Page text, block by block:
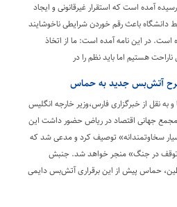
آمده است که استقرار غیرقانونی و ایجاد
دانشگاه باعث رقم خوردن شرایطی ناخوشایند
است. در این نامه آمده است: ما از اتخاذ
هستیم اما باید نظم را در
طرح آتش‌بس جدید به حماس
و به نقل از خبرگزاری فارس،وزیر خارجه انگلیس
جهانی اقتصاد در ریاض حضور داشت این
سخاوتمندانه» توصیف کرد و مدعی شد که
در جنگ» منجر خواهد شد. جنبش
حماس پیش از این برقراری آتش‌بس دایمی